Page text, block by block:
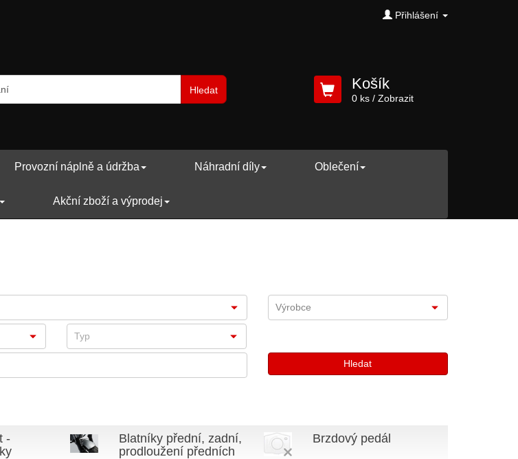
Přihlášení
Hledat Košík
0 ks/ Zobrazit
Provozní náplně a údržba Náhradní díly Oblečení
Akční zboží a výprodej
-
Blatníky přední, zadní,
prodloužení předních
Brzdový pedál